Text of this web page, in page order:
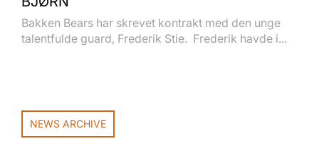
Bakken Bears har skrevet kontrakt med den unge
talentfulde guard, Frederik Stie. Frederik havde i...
NEWS ARCHIVE